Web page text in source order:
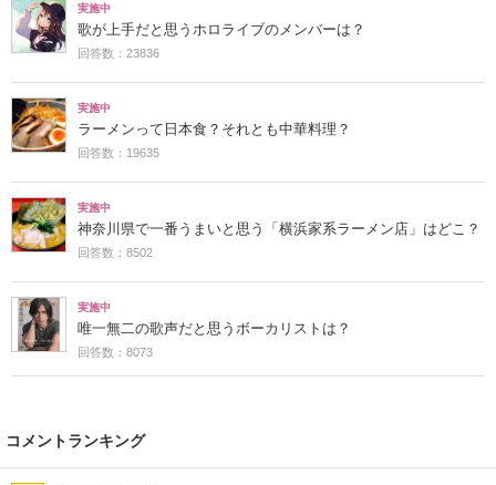
実施中
歌が上手だと思うホロライブのメンバーは？
回答数：23836
実施中
ラーメンって日本食？それとも中華料理？
回答数：19635
実施中
神奈川県で一番うまいと思う「横浜家系ラーメン店」はどこ？
回答数：8502
実施中
唯一無二の歌声だと思うボーカリストは？
回答数：8073
コメントランキング